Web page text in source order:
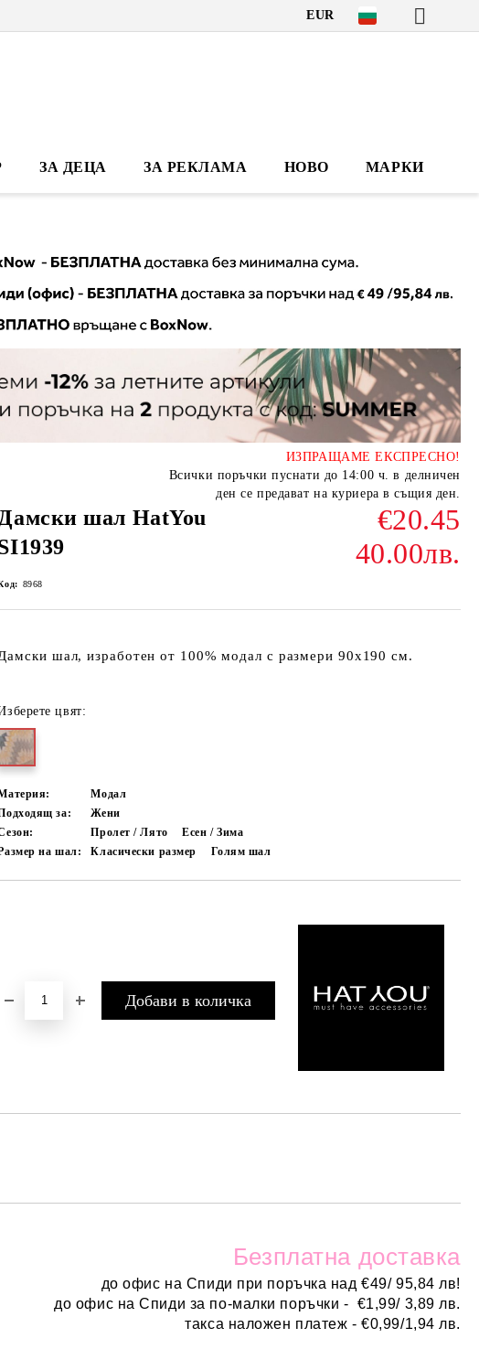
EUR
ЗА ДЕЦА ЗА РЕКЛАМА НОВО МАРКИ
ИЗПРАЩАМЕ ЕКСПРЕСНО!
Всички поръчки пуснати до 14:00 ч. в делничен
ден се предават на куриера в същия ден.
Дамски шал HatYou
€20.45
40.00лв.
8968
шал, изработен от 100% модал с размери 90х190 см.
цвят:
Модал
за:
Жени
Пролет / Лято
Есен / Зима
на шал:
Класически размер Голям шал
Безплатна доставка
до офис на Спиди при поръчка над€49/ 95,84 лв!
до офис на Спиди за по-малки поръчки - €1,99/ 3,89 лв.
такса наложен платеж -€0,99/1,94 лв.